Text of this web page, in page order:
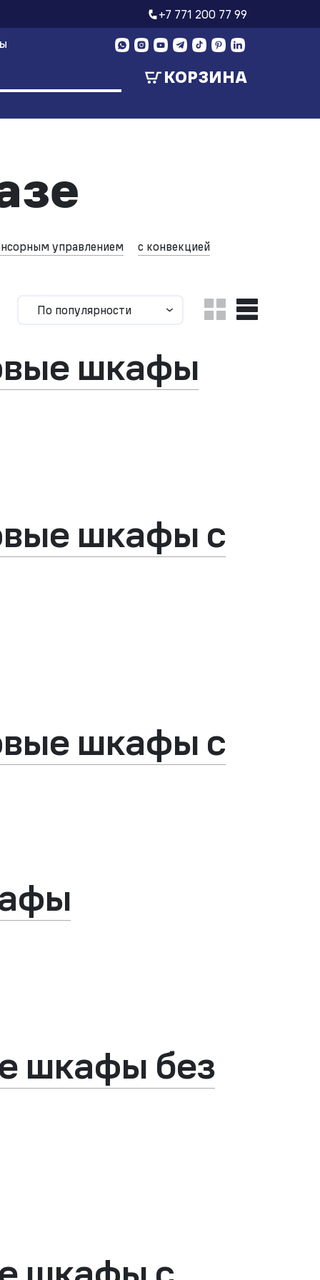
+7 771 200 77 99
КОРЗИНА
управлением с конвекцией
По популярности
шкафы
шкафы с
шкафы с
шкафы без